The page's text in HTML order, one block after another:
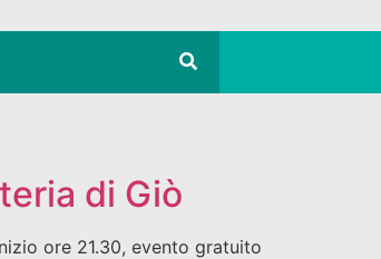
di Giò
ore 21.30, evento gratuito